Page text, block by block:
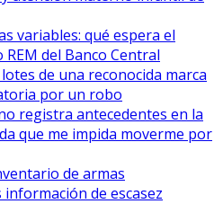
variables: qué espera el
del Banco Central
de una reconocida marca
por un robo
registra antecedentes en la
que me impida moverme por
de armas
de escasez